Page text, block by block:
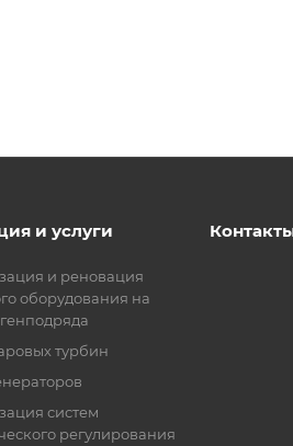
и услуги
и реновация
оборудования на
турбин
систем
регулирования